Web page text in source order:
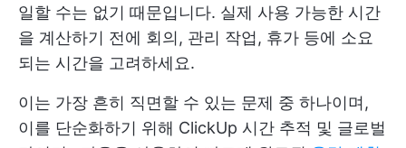
일할 수는 없기 때문입니다. 실제 사용 가능한 시간
을 계산하기 전에 회의, 관리 작업, 휴가 등에 소요
되는 시간을 고려하세요.
이는 가장 흔히 직면할 수 있는 문제 중 하나이며,
이를 단순화하기 위해 ClickUp 시간 추적 및 글로벌